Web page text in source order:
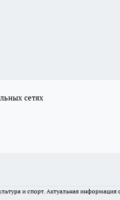
сетях
и спорт. Актуальная информация